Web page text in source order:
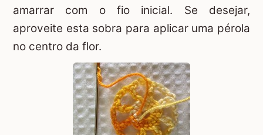
amarrar com o fio inicial. Se desejar,
aproveite esta sobra para aplicar uma pérola
no centro da flor.